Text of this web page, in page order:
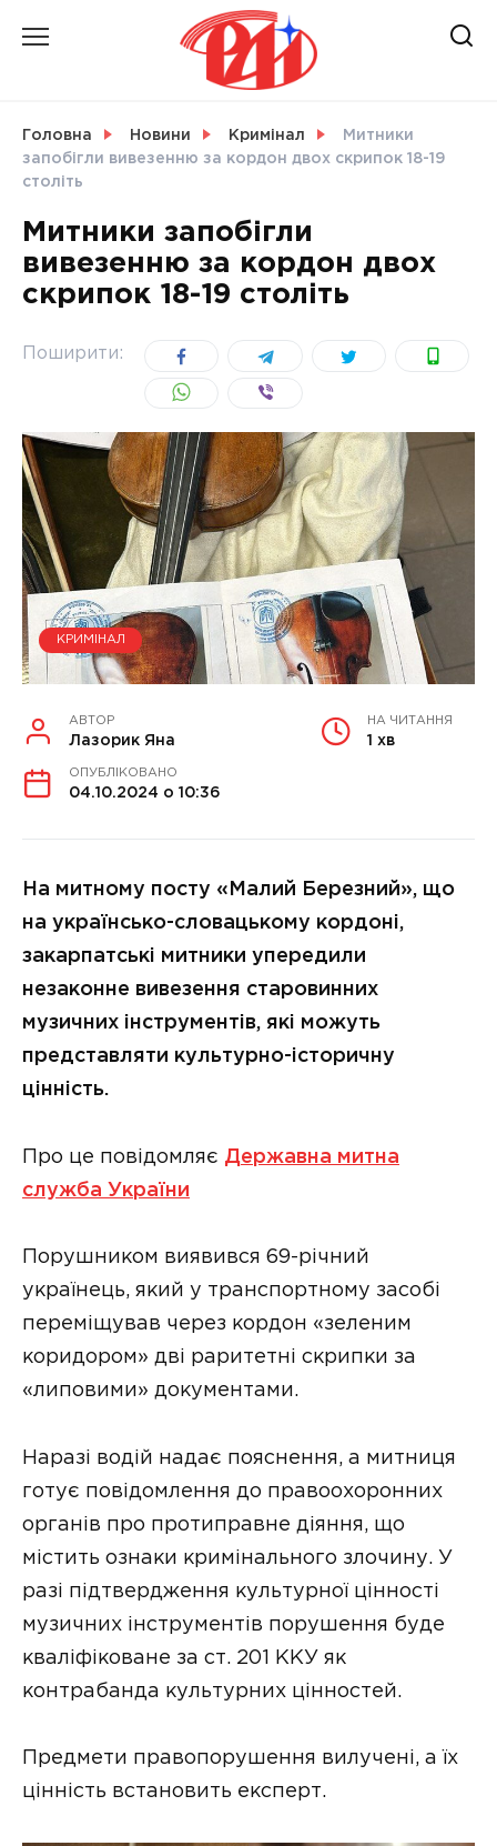
СВІТ
УКРАЇНА
Головна Новини Кримінал
Митники
запобігли вивезенню за кордон двох скрипок 18-19
століть
Митники запобігли
вивезенню за кордон двох
скрипок 18-19 століть
Поширити:
КРИМІНАЛ
АВТОР
Лазорик Яна
НА ЧИТАННЯ
1 хв
ОПУБЛІКОВАНО
04.10.2024 о 10:36
На митному посту «Малий Березний», що
на українсько-словацькому кордоні,
закарпатські митники упередили
незаконне вивезення старовинних
музичних інструментів, які можуть
представляти культурно-історичну
цінність.
Про це повідомляє Державна митна
служба України
Порушником виявився 69-річний
українець, який у транспортному засобі
переміщував через кордон «зеленим
коридором» дві раритетні скрипки за
«липовими» документами.
Наразі водій надає пояснення, а митниця
готує повідомлення до правоохоронних
органів про протиправне діяння, що
містить ознаки кримінального злочину. У
разі підтвердження культурної цінності
музичних інструментів порушення буде
кваліфіковане за ст. 201 ККУ як
контрабанда культурних цінностей.
Предмети правопорушення вилучені, а їх
цінність встановить експерт.